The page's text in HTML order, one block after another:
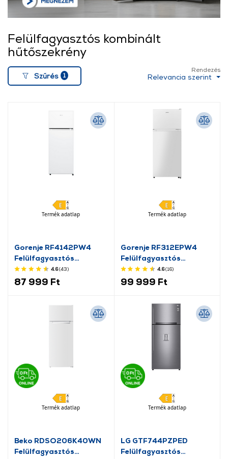
Felülfagyasztós kombinált
hűtőszekrény
Szűrés 1
Rendezés
Relevancia szerint
Termék adatlap
Gorenje RF4142PW4
Felülfagyasztós
kombinált hűtőszekrény
4.6(43)
87 999 Ft
Termék adatlap
Gorenje RF312EPW4
Felülfagyasztós
hűtőszekrény
4.6(16)
99 999 Ft
Termék adatlap
Beko RDSO206K40WN
Felülfagyasztós
Termék adatlap
LG GTF744PZPED
Felülfagyasztós